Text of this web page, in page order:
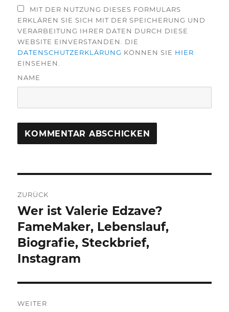
MIT DER NUTZUNG DIESES FORMULARS
ERKLÄREN SIE SICH MIT DER SPEICHERUNG UND
VERARBEITUNG IHRER DATEN DURCH DIESE
WEBSITE EINVERSTANDEN. DIE
DATENSCHUTZERKLÄRUNG KÖNNEN SIE HIER
EINSEHEN.
NAME
ZURÜCK
Vorheriger
Beitrag:
Wer ist Valerie Edzave?
FameMaker, Lebenslauf,
Biografie, Steckbrief,
Instagram
WEITER